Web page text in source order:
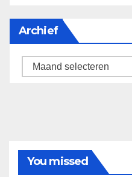
Archief
Archief
You missed